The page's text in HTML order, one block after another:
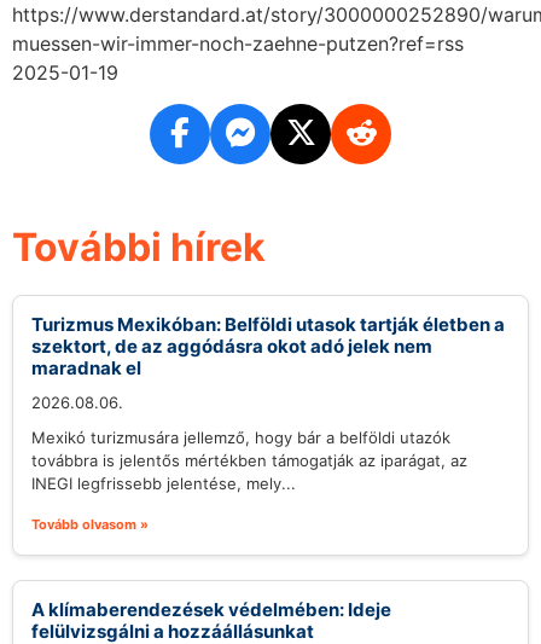
https://www.derstandard.at/story/3000000252890/
muessen-wir-immer-noch-zaehne-putzen?ref=rss
2025-01-19
További hírek
Turizmus Mexikóban: Belföldi utasok tartják életben a
szektort, de az aggódásra okot adó jelek nem
maradnak el
2026.08.06.
Mexikó turizmusára jellemző, hogy bár a belföldi utazók
továbbra is jelentős mértékben támogatják az iparágat, az
INEGI legfrissebb jelentése, mely...
Tovább olvasom »
A klímaberendezések védelmében: Ideje
felülvizsgálni a hozzáállásunkat